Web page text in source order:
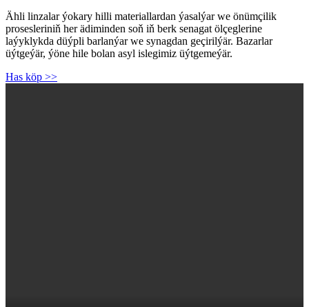
Ähli linzalar ýokary hilli materiallardan ýasalýar we önümçilik
prosesleriniň her ädiminden soň iň berk senagat ölçeglerine
laýyklykda düýpli barlanýar we synagdan geçirilýär. Bazarlar
üýtgeýär, ýöne hile bolan asyl islegimiz üýtgemeýär.
Has köp >>